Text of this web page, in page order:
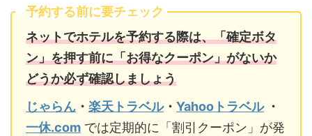
予約する前に要チェック
ネットでホテルを予約する際は、「確定ボタ
ン」を押す前に「お得なクーポン」がないか
どうか必ず確認しましょう
じゃらん ・ 楽天トラベル・ Yahooトラベル・
一休.com では定期的に「割引クーポン」が発